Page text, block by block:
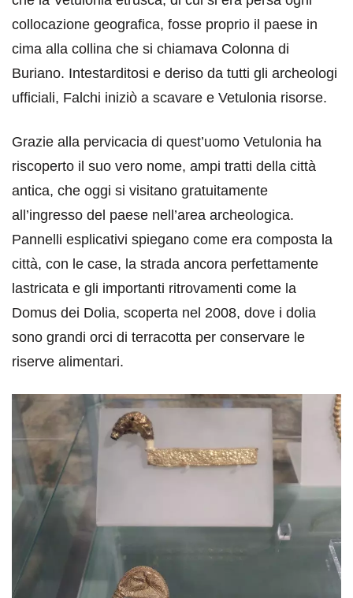
collocazione geografica, fosse proprio il paese in
cima alla collina che si chiamava Colonna di
Buriano. Intestarditosi e deriso da tutti gli archeologi
ufficiali, Falchi iniziò a scavare e Vetulonia risorse.
Grazie alla pervicacia di quest’uomo Vetulonia ha
riscoperto il suo vero nome, ampi tratti della città
antica, che oggi si visitano gratuitamente
all’ingresso del paese nell’area archeologica.
Pannelli esplicativi spiegano come era composta la
città, con le case, la strada ancora perfettamente
lastricata e gli importanti ritrovamenti come la
Domus dei Dolia, scoperta nel 2008, dove i dolia
sono grandi orci di terracotta per conservare le
riserve alimentari.